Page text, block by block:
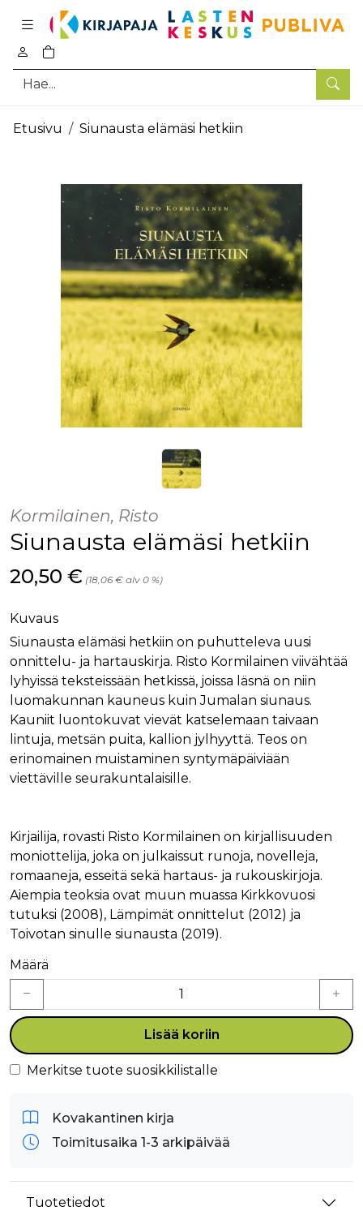
Hae
0
tuotetta ostoskorissa
Pääsisältö
Etusivu Siunausta elämäsi hetkiin
Kormilainen, Risto
Siunausta elämäsi hetkiin
Hinta nyt
20,50 € (18,06 € alv 0 %)
Kuvaus
Siunausta elämäsi hetkiin on puhutteleva uusi
onnittelu- ja hartauskirja. Risto Kormilainen viivähtää
lyhyissä teksteissään hetkissä, joissa läsnä on niin
luomakunnan kauneus kuin Jumalan siunaus.
Kauniit luontokuvat vievät katselemaan taivaan
lintuja, metsän puita, kallion jylhyyttä. Teos on
erinomainen muistaminen syntymäpäiviään
viettäville seurakuntalaisille.
Kirjailija, rovasti Risto Kormilainen on kirjallisuuden
moniottelija, joka on julkaissut runoja, novelleja,
romaaneja, esseitä sekä hartaus- ja rukouskirjoja.
Aiempia teoksia ovat muun muassa Kirkkovuosi
tutuksi (2008), Lämpimät onnittelut (2012) ja
Toivotan sinulle siunausta (2019).
Määrä
Lisää koriin
Merkitse tuote suosikkilistalle
Kovakantinen kirja
Toimitusaika 1-3 arkipäivää
Tuotetiedot